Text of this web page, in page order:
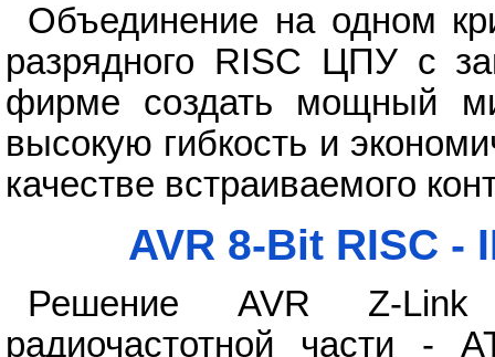
Объединение на одном
разрядного RISC ЦПУ с
фирме создать мощный
высокую гибкость и
качестве встраиваемого
AVR 8-Bit RISC -
Решение AVR Z-Link
радиочастотной части -